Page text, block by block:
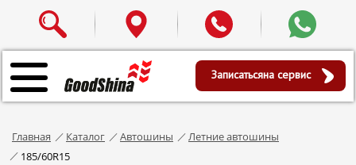
Записатьсяна сервис
Главная Каталог Автошины
Летние автошины
185/60R15